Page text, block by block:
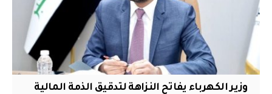
وزير الكهرباء يفاتح النزاهة لتدقيق الذمة المالية